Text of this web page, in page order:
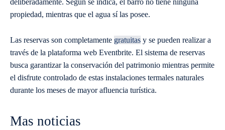
deliberadamente. Según se indica, el barro no tiene ninguna
propiedad, mientras que el agua sí las posee.
Las reservas son completamente gratuitas y se pueden realizar a
través de la plataforma web Eventbrite. El sistema de reservas
busca garantizar la conservación del patrimonio mientras permite
el disfrute controlado de estas instalaciones termales naturales
durante los meses de mayor afluencia turística.
Mas noticias